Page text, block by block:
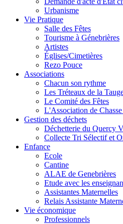
Urbanisme
Vie Pratique
Salle des Fêtes
Tourisme à Génebrières
Artistes
Églises/Cimetières
Rezo Pouce
Associations
Chacun son rythme
Les Tréteaux de la
Le Comité des Fêtes
L'Association de
Gestion des déchets
Déchetterie du Quercy
Collecte Tri Sélectif et
Enfance
Ecole
Cantine
ALAE de Genebrières
Etude avec les
Assistantes Maternelles
Relais Assistante
Vie économique
Professionnels